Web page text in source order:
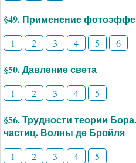
§49. Применение
1 2 3 4 5 6
§50. Давление света
1 2 3 4 5
§56. Трудности теории
частиц. Волны де Бройля
1 2 3 4 5